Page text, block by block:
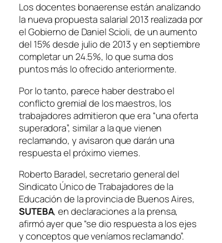
Los docentes bonaerense están analizando
la nueva propuesta salarial 2013 realizada por
el Gobierno de Daniel Scioli, de un aumento
del 15% desde julio de 2013 y en septiembre
completar un 24.5%, lo que suma dos
puntos más lo ofrecido anteriormente.
Por lo tanto, parece haber destrabo el
conflicto gremial de los maestros, los
trabajadores admitieron que era “una oferta
superadora”, similar a la que vienen
reclamando, y avisaron que darán una
respuesta el próximo viernes.
Roberto Baradel, secretario general del
Sindicato Único de Trabajadores de la
Educación de la provincia de Buenos Aires,
SUTEBA, en declaraciones a la prensa,
afirmó ayer que “se dio respuesta a los ejes
y conceptos que veníamos reclamando”.